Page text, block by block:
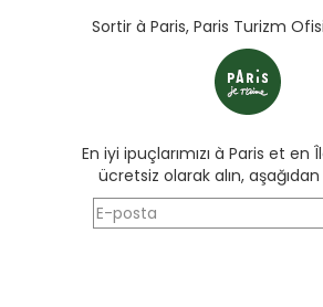
Sortir à Paris, Paris Turizm
En iyi ipuçlarımızı à Paris et en
ücretsiz olarak alın,